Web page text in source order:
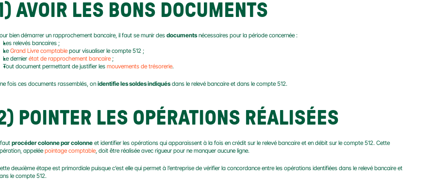
AVOIR LES BONS DOCUMENTS
bien démarrer un rapprochement bancaire, il faut se munir des documents nécessaires pour la période concernée :
Les relevés bancaires ;
Le Grand Livre comptable pour visualiser le compte 512 ;
Le dernier état de rapprochement bancaire ;
Tout document permettant de justifier les mouvements de trésorerie.
fois ces documents rassemblés, on identifie les soldes indiqués dans le relevé bancaire et dans le compte 512.
POINTER LES OPÉRATIONS RÉALISÉES
procéder colonne par colonne et identifier les opérations qui apparaissent à la fois en crédit sur le relevé bancaire et en débit sur le compte 512. Cette
appelée pointage comptable, doit être réalisée avec rigueur pour ne manquer aucune ligne.
deuxième étape est primordiale puisque c’est elle qui permet à l’entreprise de vérifier la concordance entre les opérations identifiées dans le relevé bancaire et
le compte 512.